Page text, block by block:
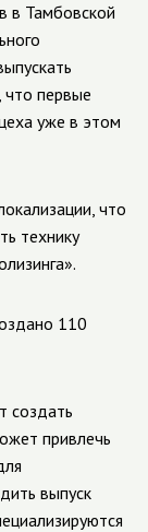
в Тамбовской
первые
уже в этом
что
технику
110
создать
привлечь
выпуск